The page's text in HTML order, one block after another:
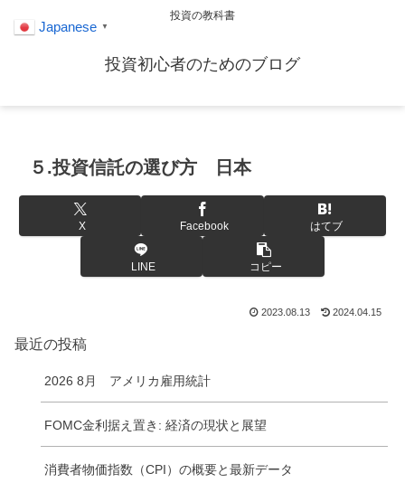
投資の教科書
投資初心者のためのブログ
５.投資信託の選び方 日本
X Facebook はてブ
LINE コピー
2023.08.13 2024.04.15
最近の投稿
2026 8月 アメリカ雇用統計
FOMC金利据え置き: 経済の現状と展望
消費者物価指数（CPI）の概要と最新データ
Japanese ▼